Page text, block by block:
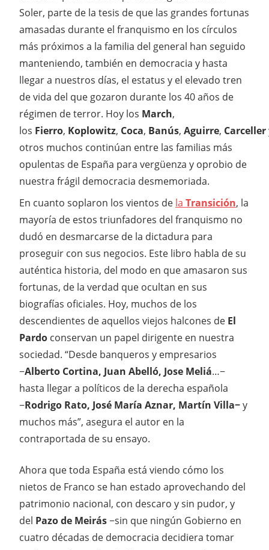
Soler, parte de la tesis de que las grandes fortunas
amasadas durante el franquismo en los círculos
más próximos a la familia del general han seguido
manteniendo, también en democracia y hasta
llegar a nuestros días, el estatus y el elevado tren
de vida del que gozaron durante los 40 años de
régimen de terror. Hoy los March,
los Fierro, Koplowitz, Coca, Banús, Aguirre, Carceller
otros muchos continúan entre las familias más
opulentas de España para vergüenza y oprobio de
nuestra frágil democracia desmemoriada.
En cuanto soplaron los vientos de la Transición, la
mayoría de estos triunfadores del franquismo no
dudó en desmarcarse de la dictadura para
proseguir con sus negocios. Este libro habla de su
auténtica historia, del modo en que amasaron sus
fortunas, de la verdad que ocultan en sus
biografías oficiales. Hoy, muchos de los
descendientes de aquellos viejos halcones de El
Pardo conservan un papel dirigente en nuestra
sociedad. “Desde banqueros y empresarios
−Alberto Cortina, Juan Abelló, Jose Meliá…−
hasta llegar a políticos de la derecha española
−Rodrigo Rato, José María Aznar, Martín Villa−y
muchos más”, asegura el autor en la
contraportada de su ensayo.
Ahora que toda España está viendo cómo los
nietos de Franco se han estado aprovechando del
patrimonio nacional, con descaro y sin pudor, y
del Pazo de Meirás−sin que ningún Gobierno en
cuatro décadas de democracia decidiera tomar